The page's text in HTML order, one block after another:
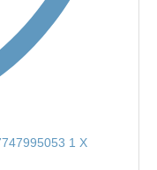
1 X